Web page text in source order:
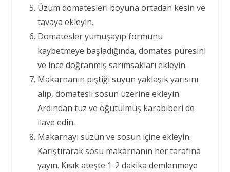
Üzüm domatesleri boyuna ortadan kesin ve
tavaya ekleyin.
Domatesler yumuşayıp formunu
kaybetmeye başladığında, domates püresini
ve ince doğranmış sarımsakları ekleyin.
Makarnanın piştiği suyun yaklaşık yarısını
alıp, domatesli sosun üzerine ekleyin.
Ardından tuz ve öğütülmüş karabiberi de
ilave edin.
Makarnayı süzün ve sosun içine ekleyin.
Karıştırarak sosu makarnanın her tarafına
yayın. Kısık ateşte 1-2 dakika demlenmeye